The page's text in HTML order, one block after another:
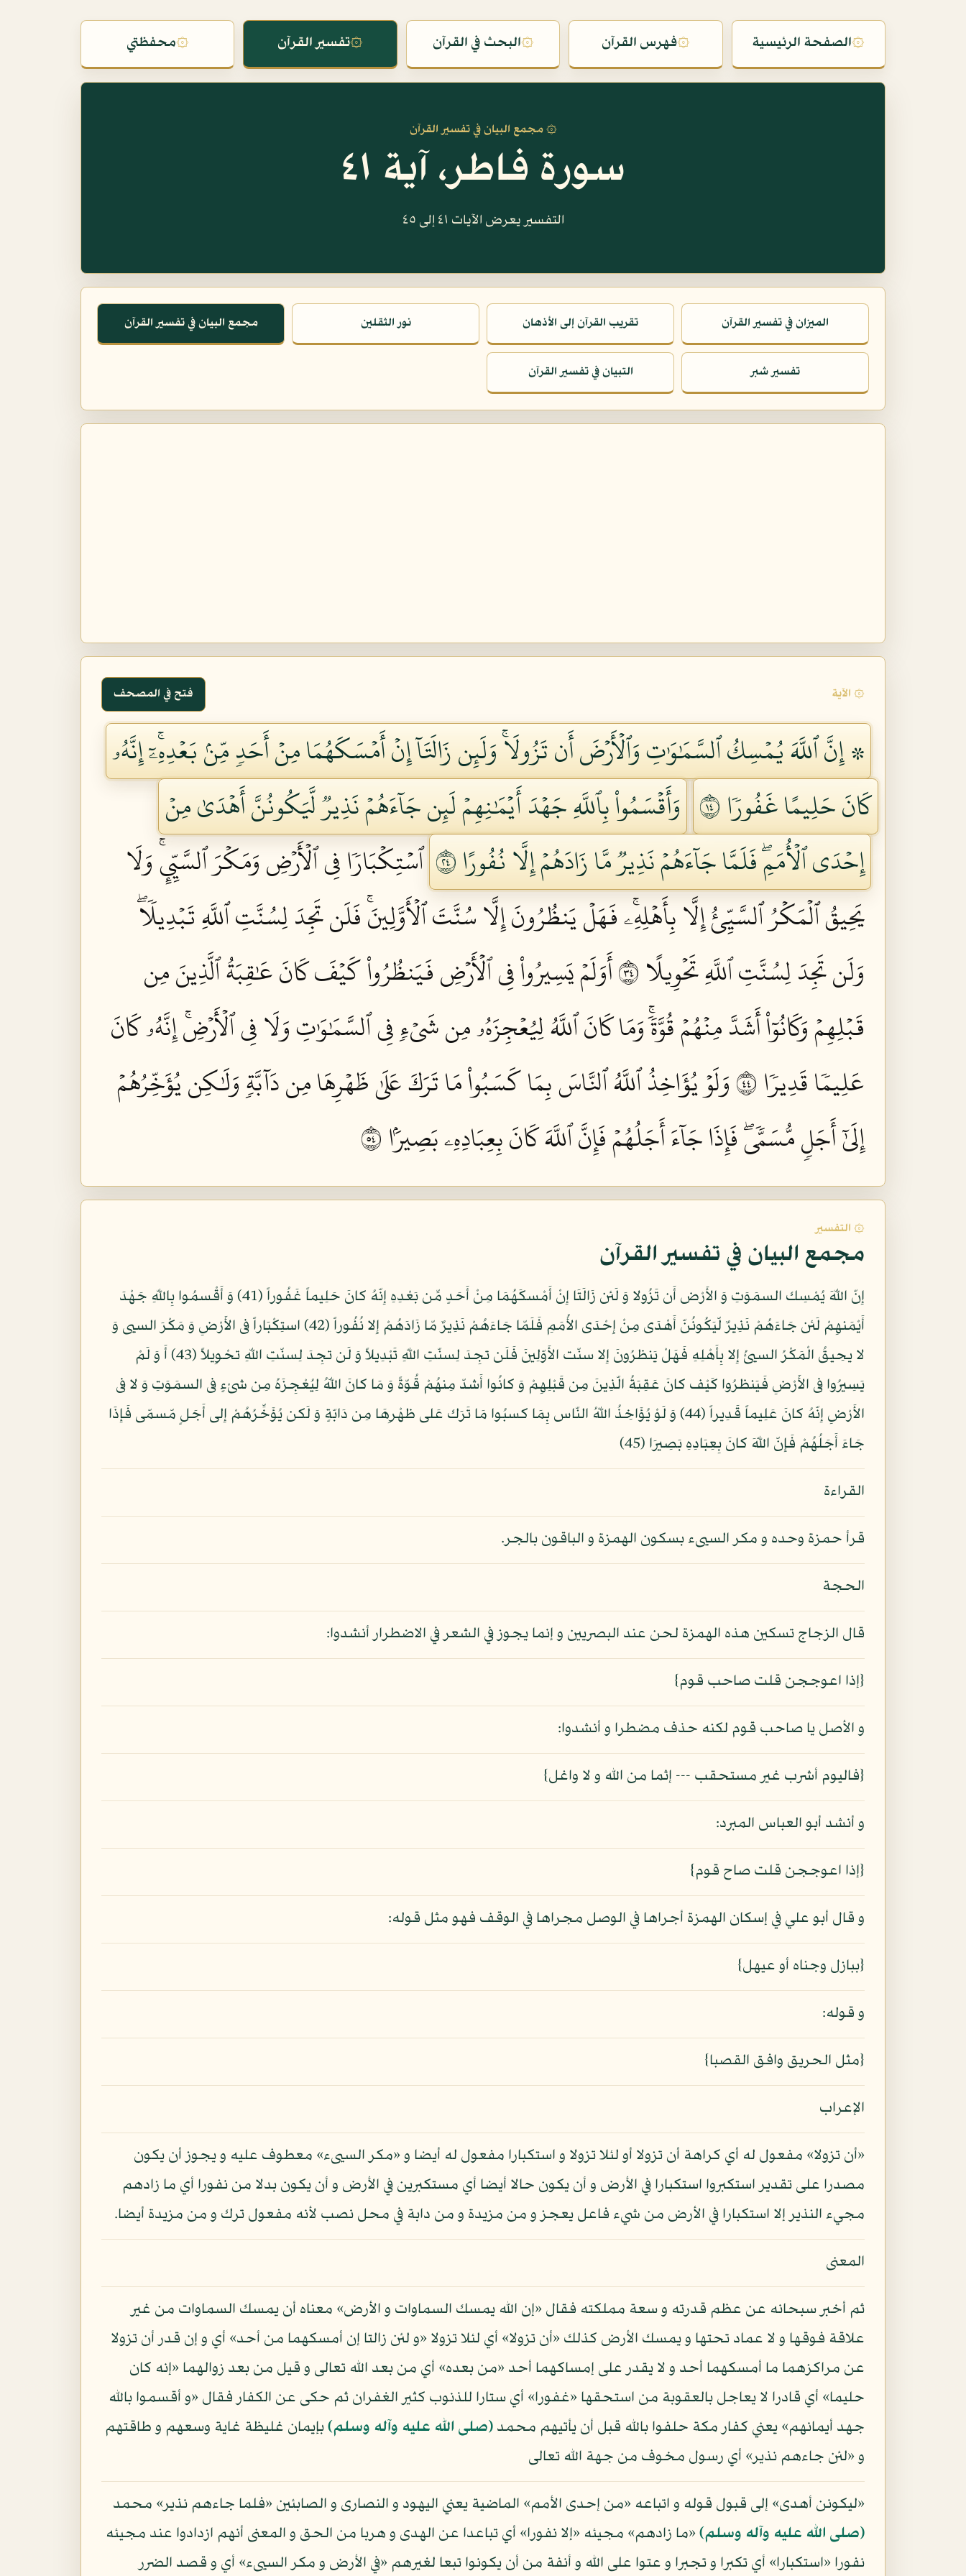
۞الصفحة الرئيسية ۞فهرس القرآن ۞البحث في القرآن ۞تفسير القرآن ۞محفظتي
۞ مجمع البيان في تفسير القرآن
سورة فاطر، آية ٤١
التفسير يعرض الآيات ٤١ إلى ٤٥
الميزان في تفسير القرآن تقريب القرآن إلى الأذهان نور الثقلين مجمع البيان في تفسير القرآن
تفسير شبر التبيان في تفسير القرآن
۞ الآية فتح في المصحف
۞ إِنَّ ٱللَّهَ يُمۡسِكُ ٱلسَّمَٰوَٰتِ وَٱلۡأَرۡضَ أَن تَزُولَاۚ وَلَئِن زَالَتَآ إِنۡ أَمۡسَكَهُمَا مِنۡ أَحَدٖ مِّنۢ بَعۡدِهِۦٓۚ إِنَّهُۥ
كَانَ حَلِيمًا غَفُورٗا ٤١
وَأَقۡسَمُواْ بِٱللَّهِ جَهۡدَ أَيۡمَٰنِهِمۡ لَئِن جَآءَهُمۡ نَذِيرٞ لَّيَكُونُنَّ أَهۡدَىٰ مِنۡ
إِحۡدَى ٱلۡأُمَمِۖ فَلَمَّا جَآءَهُمۡ نَذِيرٞ مَّا زَادَهُمۡ إِلَّا نُفُورًا ٤٢
ٱسۡتِكۡبَارٗا فِي ٱلۡأَرۡضِ وَمَكۡرَ ٱلسَّيِّيِٕۚ وَلَا
يَحِيقُ ٱلۡمَكۡرُ ٱلسَّيِّئُ إِلَّا بِأَهۡلِهِۦۚ فَهَلۡ يَنظُرُونَ إِلَّا سُنَّتَ ٱلۡأَوَّلِينَۚ فَلَن تَجِدَ لِسُنَّتِ ٱللَّهِ تَبۡدِيلٗاۖ
وَلَن تَجِدَ لِسُنَّتِ ٱللَّهِ تَحۡوِيلًا ٤٣
أَوَلَمۡ يَسِيرُواْ فِي ٱلۡأَرۡضِ فَيَنظُرُواْ كَيۡفَ كَانَ عَٰقِبَةُ ٱلَّذِينَ مِن
قَبۡلِهِمۡ وَكَانُوٓاْ أَشَدَّ مِنۡهُمۡ قُوَّةٗۚ وَمَا كَانَ ٱللَّهُ لِيُعۡجِزَهُۥ مِن شَيۡءٖ فِي ٱلسَّمَٰوَٰتِ وَلَا فِي ٱلۡأَرۡضِۚ إِنَّهُۥ كَانَ
عَلِيمٗا قَدِيرٗا ٤٤
وَلَوۡ يُؤَاخِذُ ٱللَّهُ ٱلنَّاسَ بِمَا كَسَبُواْ مَا تَرَكَ عَلَىٰ ظَهۡرِهَا مِن دَآبَّةٖ وَلَٰكِن يُؤَخِّرُهُمۡ
إِلَىٰٓ أَجَلٖ مُّسَمّٗىۖ فَإِذَا جَآءَ أَجَلُهُمۡ فَإِنَّ ٱللَّهَ كَانَ بِعِبَادِهِۦ بَصِيرَۢا ٤٥
۞ التفسير
مجمع البيان في تفسير القرآن
إِنّ اللّهَ يُمْسِك السمَوَتِ وَ الأَرْض أَن تَزُولا وَ لَئن زَالَتَا إِنْ أَمْسكَهُمَا مِنْ أَحَدٍ مِّن بَعْدِهِ إِنّهُ كانَ حَلِيماً غَفُوراً (41) وَ أَقْسمُوا بِاللّهِ جَهْدَ
أَيْمَنهِمْ لَئن جَاءَهُمْ نَذِيرٌ لّيَكُونُنّ أَهْدَى مِنْ إِحْدَى الأُمَمِ فَلَمّا جَاءَهُمْ نَذِيرٌ مّا زَادَهُمْ إِلا نُفُوراً (42) استِكْبَاراً فى الأَرْضِ وَ مَكْرَ السيى وَ
لا يحِيقُ الْمَكْرُ السيئُ إِلا بِأَهْلِهِ فَهَلْ يَنظرُونَ إِلا سنّت الأَوّلِينَ فَلَن تجِدَ لِسنّتِ اللّهِ تَبْدِيلاً وَ لَن تجِدَ لِسنّتِ اللّهِ تحْوِيلاً (43) أَ وَ لَمْ
يَسِيرُوا فى الأَرْضِ فَيَنظرُوا كَيْف كانَ عَقِبَةُ الّذِينَ مِن قَبْلِهِمْ وَ كانُوا أَشدّ مِنهُمْ قُوّةً وَ مَا كانَ اللّهُ لِيُعْجِزَهُ مِن شىْءٍ فى السمَوَتِ وَ لا فى
الأَرْضِ إِنّهُ كانَ عَلِيماً قَدِيراً (44) وَ لَوْ يُؤَاخِذُ اللّهُ النّاس بِمَا كسبُوا مَا تَرَك عَلى ظهْرِهَا مِن دَابّةٍ وَ لَكن يُؤَخِّرُهُمْ إِلى أَجَلٍ مّسمّى فَإِذَا
جَاءَ أَجَلُهُمْ فَإِنّ اللّهَ كانَ بِعِبَادِهِ بَصِيرَا (45)
القراءة
قرأ حمزة وحده و مكر السيىء بسكون الهمزة و الباقون بالجر.
الحجة
قال الزجاج تسكين هذه الهمزة لحن عند البصريين و إنما يجوز في الشعر في الاضطرار أنشدوا:
{إذا اعوججن قلت صاحب قوم}
و الأصل يا صاحب قوم لكنه حذف مضطرا و أنشدوا:
{فاليوم أشرب غير مستحقب --- إثما من الله و لا واغل}
و أنشد أبو العباس المبرد:
{إذا اعوججن قلت صاح قوم}
و قال أبو علي في إسكان الهمزة أجراها في الوصل مجراها في الوقف فهو مثل قوله:
{ببازل وجناه أو عيهل}
و قوله:
{مثل الحريق وافق القصبا}
الإعراب
«أن تزولا» مفعول له أي كراهة أن تزولا أو لئلا تزولا و استكبارا مفعول له أيضا و «مكر السيىء» معطوف عليه و يجوز أن يكون
مصدرا على تقدير استكبروا استكبارا في الأرض و أن يكون حالا أيضا أي مستكبرين في الأرض و أن يكون بدلا من نفورا أي ما زادهم
مجيء النذير إلا استكبارا في الأرض من شيء فاعل يعجز و من مزيدة و من دابة في محل نصب لأنه مفعول ترك و من مزيدة أيضا.
المعنى
ثم أخبر سبحانه عن عظم قدرته و سعة مملكته فقال «إن الله يمسك السماوات و الأرض» معناه أن يمسك السماوات من غير
علاقة فوقها و لا عماد تحتها و يمسك الأرض كذلك «أن تزولا» أي لئلا تزولا «و لئن زالتا إن أمسكهما من أحد» أي و إن قدر أن تزولا
عن مراكزهما ما أمسكهما أحد و لا يقدر على إمساكهما أحد «من بعده» أي من بعد الله تعالى و قيل من بعد زوالهما «إنه كان
حليما» أي قادرا لا يعاجل بالعقوبة من استحقها «غفورا» أي ستارا للذنوب كثير الغفران ثم حكى عن الكفار فقال «و أقسموا بالله
جهد أيمانهم» يعني كفار مكة حلفوا بالله قبل أن يأتيهم محمد (صلى الله عليه وآله وسلم)بإيمان غليظة غاية وسعهم و طاقتهم
و «لئن جاءهم نذير» أي رسول مخوف من جهة الله تعالى
«ليكونن أهدى» إلى قبول قوله و اتباعه «من إحدى الأمم» الماضية يعني اليهود و النصارى و الصابئين «فلما جاءهم نذير» محمد
(صلى الله عليه وآله وسلم)«ما زادهم» مجيئه «إلا نفورا» أي تباعدا عن الهدى و هربا من الحق و المعنى أنهم ازدادوا عند مجيئه
نفورا «استكبارا» أي تكبرا و تجبرا و عتوا على الله و أنفة من أن يكونوا تبعا لغيرهم «في الأرض و مكر السيىء» أي و قصد الضرر